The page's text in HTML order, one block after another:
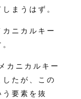
まうはず。
ニカルキー
カニカルキー
たが、この
要素を抜